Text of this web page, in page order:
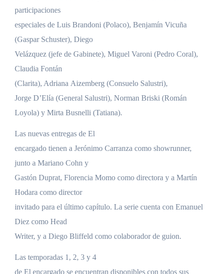
participaciones
especiales de Luis Brandoni (Polaco), Benjamín Vicuña
(Gaspar Schuster), Diego
Velázquez (jefe de Gabinete), Miguel Varoni (Pedro Coral),
Claudia Fontán
(Clarita), Adriana Aizemberg (Consuelo Salustri),
Jorge D’Elía (General Salustri), Norman Briski (Román
Loyola) y Mirta Busnelli (Tatiana).
Las nuevas entregas de El
encargado tienen a Jerónimo Carranza como showrunner,
junto a Mariano Cohn y
Gastón Duprat, Florencia Momo como directora y a Martín
Hodara como director
invitado para el último capítulo. La serie cuenta con Emanuel
Diez como Head
Writer, y a Diego Bliffeld como colaborador de guion.
Las temporadas 1, 2, 3 y 4
de El encargado se encuentran disponibles con todos sus